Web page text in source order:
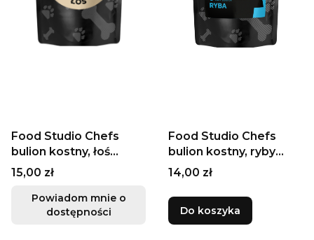
Food Studio Chefs
bulion kostny, łoś
230ml
Cena
15,00 zł
Powiadom mnie o
dostępności
Food Studio Chefs
bulion kostny, ryby
230ml
Cena
14,00 zł
Do koszyka